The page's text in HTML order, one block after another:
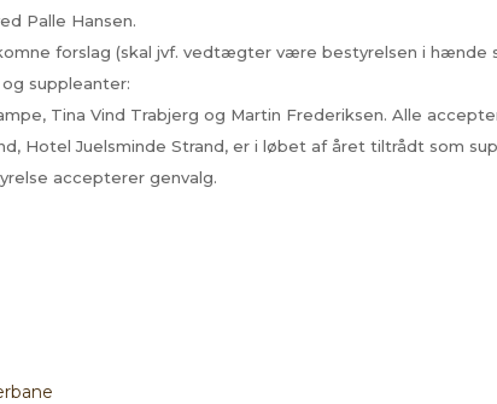
Palle Hansen.
forslag (skal jvf. vedtægter være bestyrelsen i hænde
suppleanter:
Tina Vind Trabjerg og Martin Frederiksen. Alle
Hotel Juelsminde Strand, er i løbet af året tiltrådt som
accepterer genvalg.